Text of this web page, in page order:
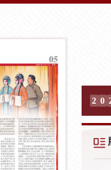
2 0